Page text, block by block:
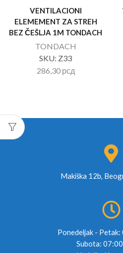
VENTILACIONI
ELEMEMENT ZA STREH
BEZ ČEŠLJA 1M TONDACH
TONDACH
SKU: Z33
286,30 рсд
Makiška 12b,
Ponedeljak -
Subota: